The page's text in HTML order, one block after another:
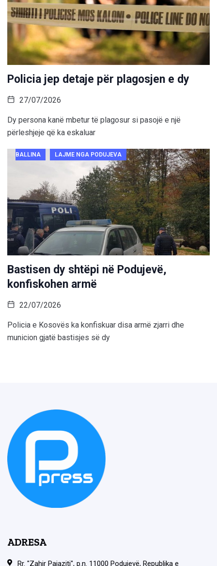
Policia jep detaje për plagosjen e dy
27/07/2026
Dy persona kanë mbetur të plagosur si pasojë e një
përleshjeje që ka eskaluar
BALLINA LAJME NGA PODUJEVA
Bastisen dy shtëpi në Podujevë,
konfiskohen armë
22/07/2026
Policia e Kosovës ka konfiskuar disa armë zjarri dhe
municion gjatë bastisjes së dy
ADRESA
Rr. "Zahir Pajaziti", p.n. 11000 Podujevë, Republika e